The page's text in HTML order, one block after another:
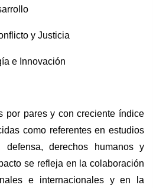
y Justicia
e Innovación
por pares y con creciente índice
como referentes en estudios
defensa, derechos humanos y
se refleja en la colaboración
e internacionales y en la